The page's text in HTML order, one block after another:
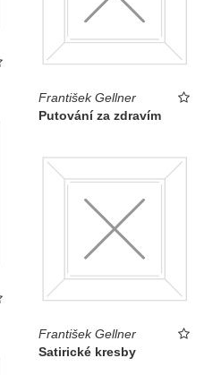
František Gellner
Putování za zdravím
František Gellner
Satirické kresby